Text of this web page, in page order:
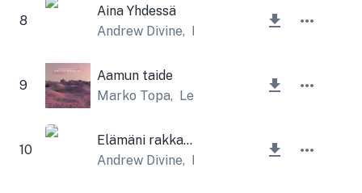
8
Aina Yhdessä
Andrew Divine, Lesfm
9
Aamun taide
Marko Topa, Lesfm
10
Elämäni rakkaus
Andrew Divine, Lesfm